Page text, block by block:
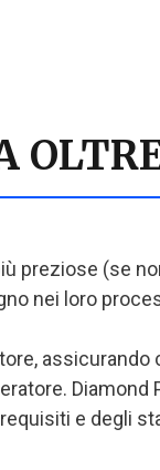
preziose (se
nei loro
Diamond
e degli